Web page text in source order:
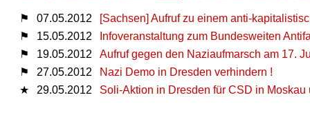
⚑ 07.05.2012
[Sachsen] Aufruf zu einem anti-
⚑
15.05.2012
Infoveranstaltung zum Bundesweiten
⚑
19.05.2012
Aufruf gegen den Naziaufmarsch am 17.
⚑
27.05.2012
Nazi Demo in Dresden verhindern !
★
29.05.2012 Soli-Aktion in Dresden für CSD in Moskau